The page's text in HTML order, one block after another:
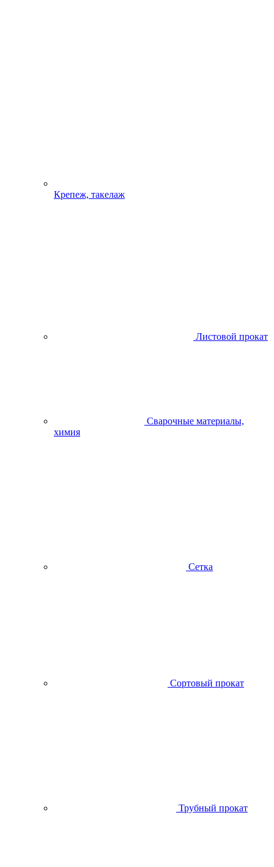
Крепеж, такелаж
Листовой прокат
Сварочные материалы,
химия
Сетка
Сортовый прокат
Трубный прокат